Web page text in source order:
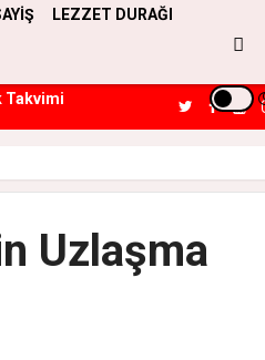
LEZZET DURAĞI
Takvimi
Uzlaşma